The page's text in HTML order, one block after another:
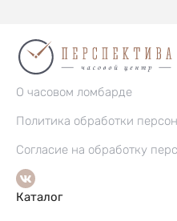
О часовом ломбарде
Политика обработки
Согласие на обработку
Каталог